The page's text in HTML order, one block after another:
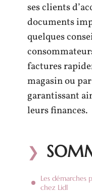
ses clients
documents
quelques
factures
magasin ou
garantissant
leurs finances.
Les démarches
chez Lidl